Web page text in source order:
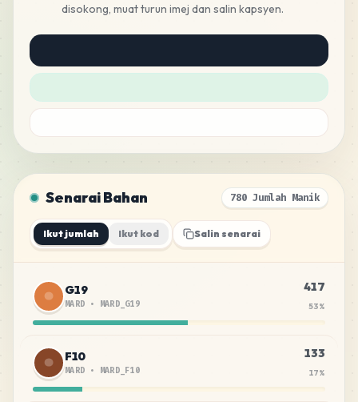
disokong, muat turun imej dan salin kapsyen.
Senarai Bahan 780 Jumlah Manik
Ikut jumlah Ikut kod Salin senarai
G19
MARD • MARD_G19
417
53%
F10
MARD • MARD_F10
133
17%